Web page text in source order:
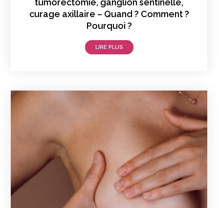
tumorectomie, ganglion sentinelle,
curage axillaire – Quand ? Comment ?
Pourquoi ?
LIRE PLUS